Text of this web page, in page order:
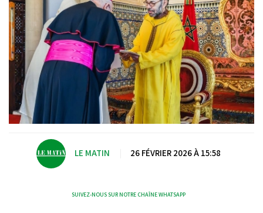
LE MATIN 26 FÉVRIER 2026 À 15:58
SUIVEZ-NOUS SUR NOTRE CHAÎNE WHATSAPP